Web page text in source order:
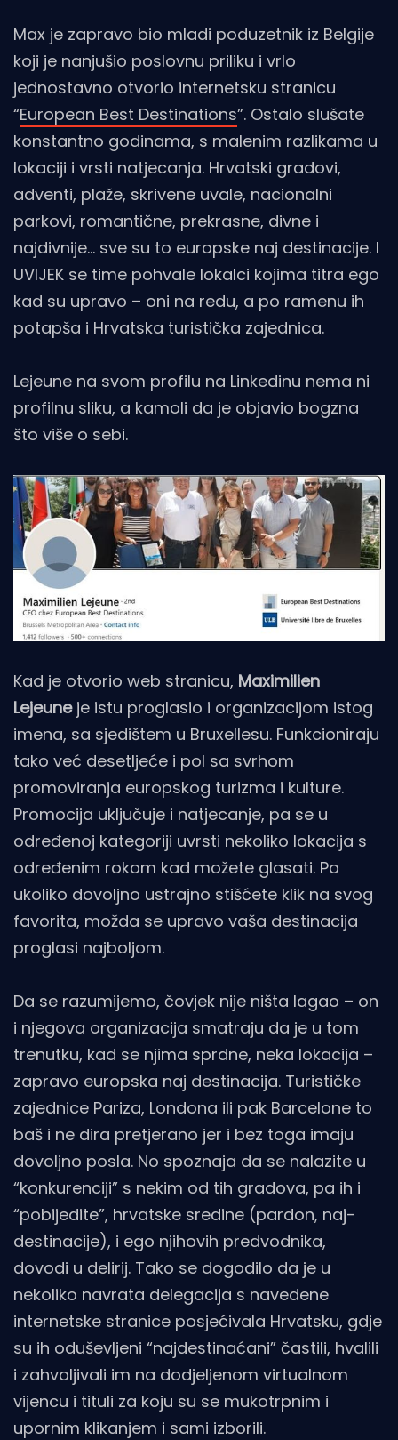
Max je zapravo bio mladi poduzetnik iz Belgije
koji je nanjušio poslovnu priliku i vrlo
jednostavno otvorio internetsku stranicu
“European Best Destinations”. Ostalo slušate
konstantno godinama, s malenim razlikama u
lokaciji i vrsti natjecanja. Hrvatski gradovi,
adventi, plaže, skrivene uvale, nacionalni
parkovi, romantične, prekrasne, divne i
najdivnije… sve su to europske naj destinacije. I
UVIJEK se time pohvale lokalci kojima titra ego
kad su upravo – oni na redu, a po ramenu ih
potapša i Hrvatska turistička zajednica.
Lejeune na svom profilu na Linkedinu nema ni
profilnu sliku, a kamoli da je objavio bogzna
što više o sebi.
Kad je otvorio web stranicu, Maximilien
Lejeuneje istu proglasio i organizacijom istog
imena, sa sjedištem u Bruxellesu. Funkcioniraju
tako već desetljeće i pol sa svrhom
promoviranja europskog turizma i kulture.
Promocija uključuje i natjecanje, pa se u
određenoj kategoriji uvrsti nekoliko lokacija s
određenim rokom kad možete glasati. Pa
ukoliko dovoljno ustrajno stišćete klik na svog
favorita, možda se upravo vaša destinacija
proglasi najboljom.
Da se razumijemo, čovjek nije ništa lagao – on
i njegova organizacija smatraju da je u tom
trenutku, kad se njima sprdne, neka lokacija –
zapravo europska naj destinacija. Turističke
zajednice Pariza, Londona ili pak Barcelone to
baš i ne dira pretjerano jer i bez toga imaju
dovoljno posla. No spoznaja da se nalazite u
“konkurenciji” s nekim od tih gradova, pa ih i
“pobijedite”, hrvatske sredine (pardon, naj-
destinacije), i ego njihovih predvodnika,
dovodi u delirij. Tako se dogodilo da je u
nekoliko navrata delegacija s navedene
internetske stranice posjećivala Hrvatsku, gdje
su ih oduševljeni “najdestinaćani” častili, hvalili
i zahvaljivali im na dodjeljenom virtualnom
vijencu i tituli za koju su se mukotrpnim i
upornim klikanjem i sami izborili.